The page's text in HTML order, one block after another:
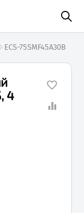
ECS-75SMF45A30B
4